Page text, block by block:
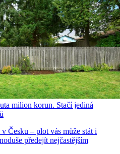
milion korun. Stačí jediná
Česku – plot vás může stát i
předejít nejčastějším